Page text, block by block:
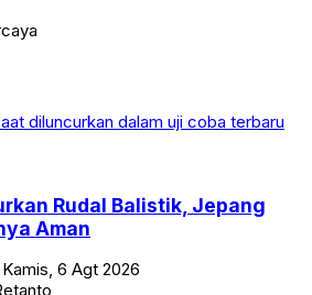
Rudal Balistik, Jepang
Aman
6 Agt 2026